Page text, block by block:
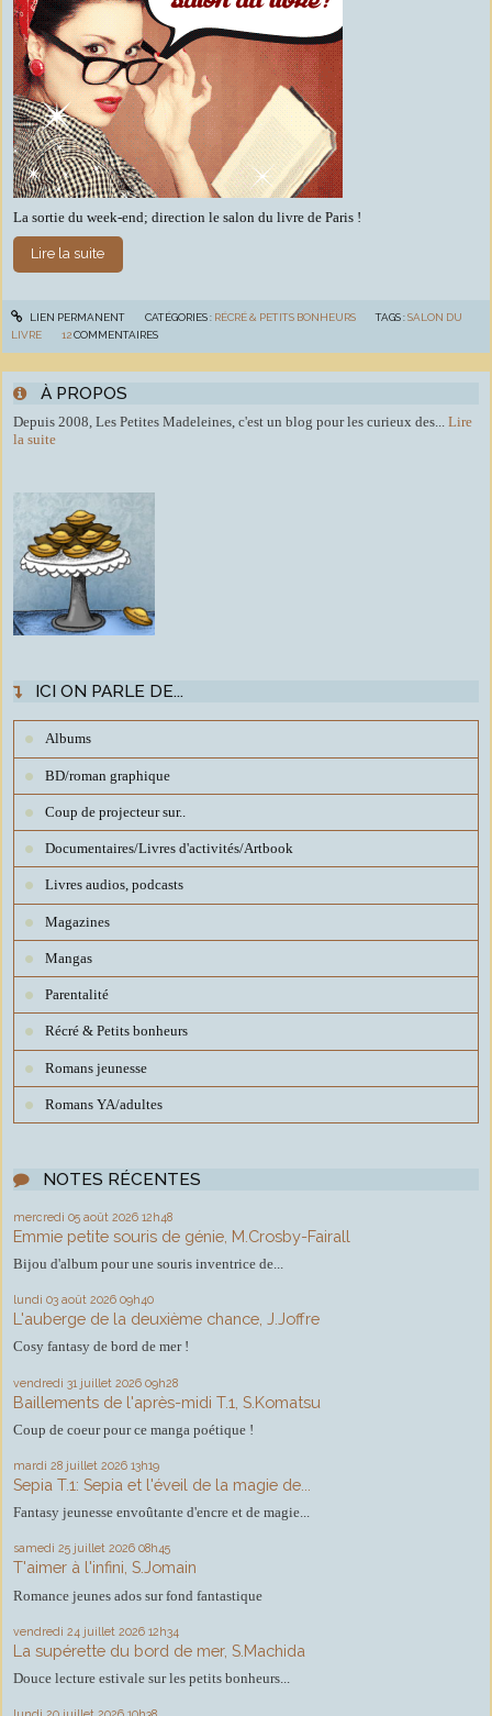
À PROPOS
Depuis 2008, Les Petites Madeleines, c'est un blog pour les curieux des...
Lire
la suite
ICI ON PARLE DE...
Albums
BD/roman graphique
Coup de projecteur sur..
Documentaires/Livres d'activités/Artbook
Livres audios, podcasts
Magazines
Mangas
Parentalité
Récré & Petits bonheurs
Romans jeunesse
Romans YA/adultes
NOTES RÉCENTES
mercredi 05 août 2026 12h48
Emmie petite souris de génie, M.Crosby-Fairall
Bijou d'album pour une souris inventrice de...
lundi 03 août 2026 09h40
L'auberge de la deuxième chance, J.Joffre
Cosy fantasy de bord de mer !
vendredi 31 juillet 2026 09h28
Baillements de l'après-midi T.1, S.Komatsu
Coup de coeur pour ce manga poétique !
mardi 28 juillet 2026 13h19
Sepia T.1: Sepia et l'éveil de la magie de...
Fantasy jeunesse envoûtante d'encre et de magie...
samedi 25 juillet 2026 08h45
T'aimer à l'infini, S.Jomain
Romance jeunes ados sur fond fantastique
vendredi 24 juillet 2026 12h34
La supérette du bord de mer, S.Machida
Douce lecture estivale sur les petits bonheurs...
La sortie du week-end; direction le salon du livre de Paris !
Lire la suite
LIEN PERMANENT CATÉGORIES : RÉCRÉ & PETITS BONHEURS TAGS :SALON DU
LIVRE
12 COMMENTAIRES